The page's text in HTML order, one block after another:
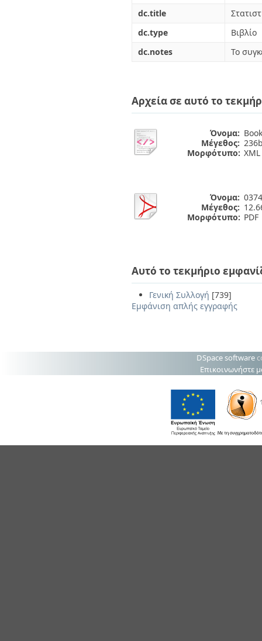
dc.title
dc.type
Βιβλίο
dc.notes
Το
Αρχεία σε αυτό το
Όνομα:
Μέγεθος:
Μορφότυπο: XML
Όνομα:
Μέγεθος:
Μορφότυπο: PDF
Αυτό το τεκμήριο
Γενική Συλλογή [739]
Εμφάνιση απλής εγγραφής
DSpace software
Επικοινωνήστε